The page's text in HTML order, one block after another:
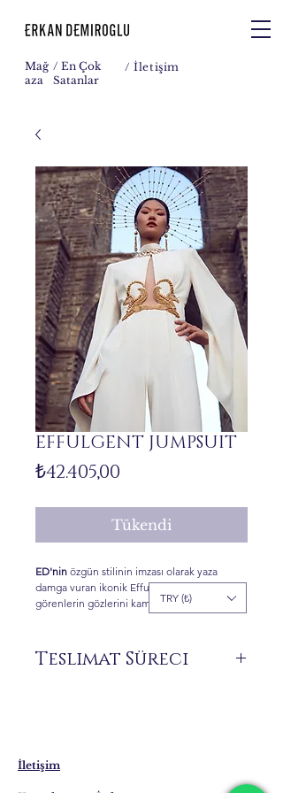
Mağ
aza
/ En Çok
Satanlar
/ İletişim
EFFULGENT JUMPSUIT
₺42.405,00
Tükendi
ED'nin özgün stilinin imzası olarak yaza
damga vuran ikonik Effulgent Tulum,
görenlerin gözlerini kamaştırıyor.
Teslimat Süreci
bu süreler uzayabilmektedir.
TRY (₺)
İletişim